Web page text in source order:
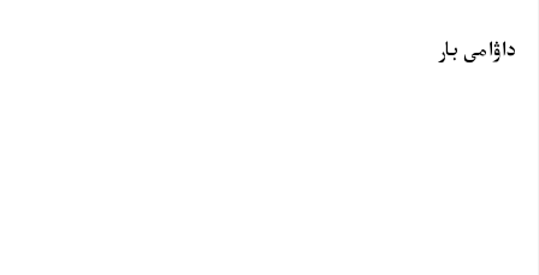
داۋامى بار